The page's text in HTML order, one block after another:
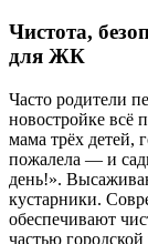
Чистота,
для ЖК
Часто родители
новостройке всё
мама трёх детей,
пожалела — и
день!».
кустарники.
обеспечивают
частью